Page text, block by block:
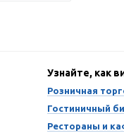
Узнайте, как
Розничная
Гостиничный
Рестораны и